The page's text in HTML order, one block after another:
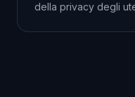
della privacy degli